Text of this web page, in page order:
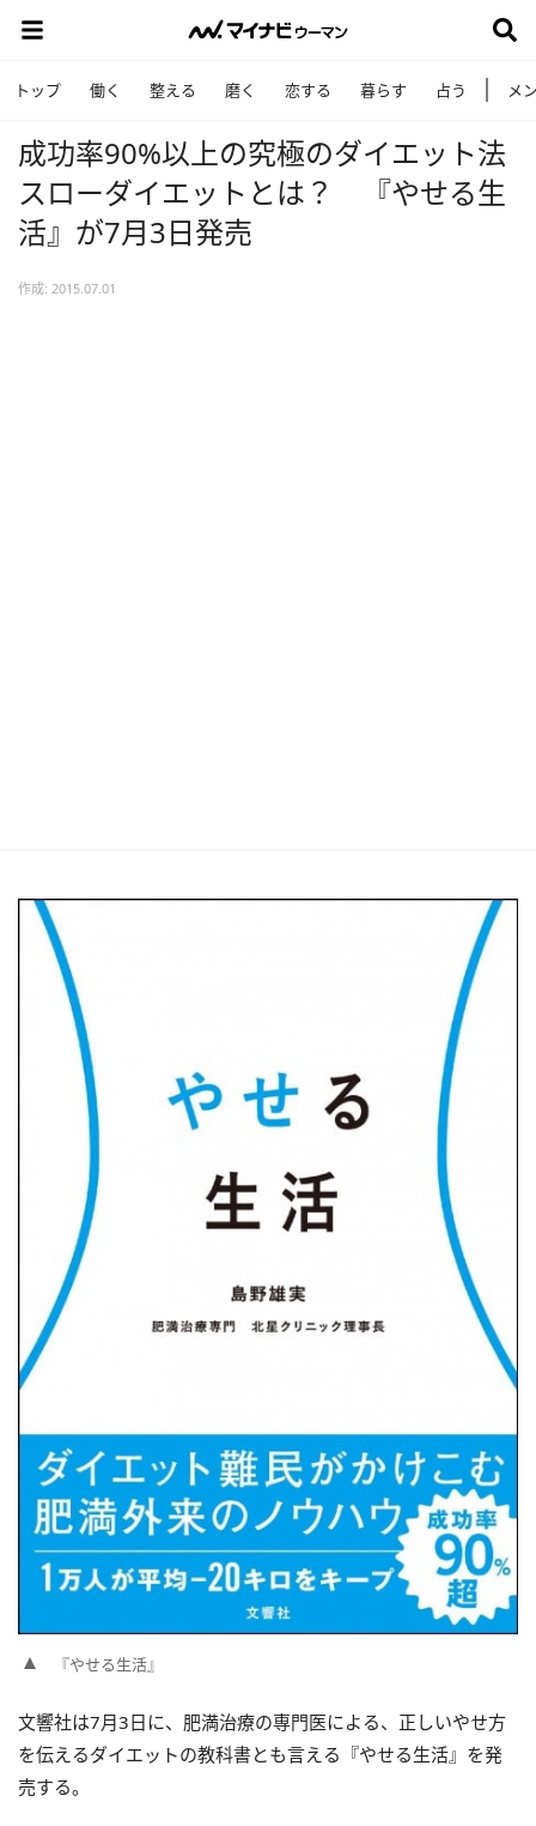
トップ 働く 整える 磨く 恋する 暮らす 占う メ
成功率90%以上の究極のダイエット法
スローダイエットとは？ 『やせる生
活』が7月3日発売
作成: 2015.07.01
『やせる生活』
文響社は7月3日に、肥満治療の専門医による、正しいやせ方
を伝えるダイエットの教科書とも言える『やせる生活』を発
売する。